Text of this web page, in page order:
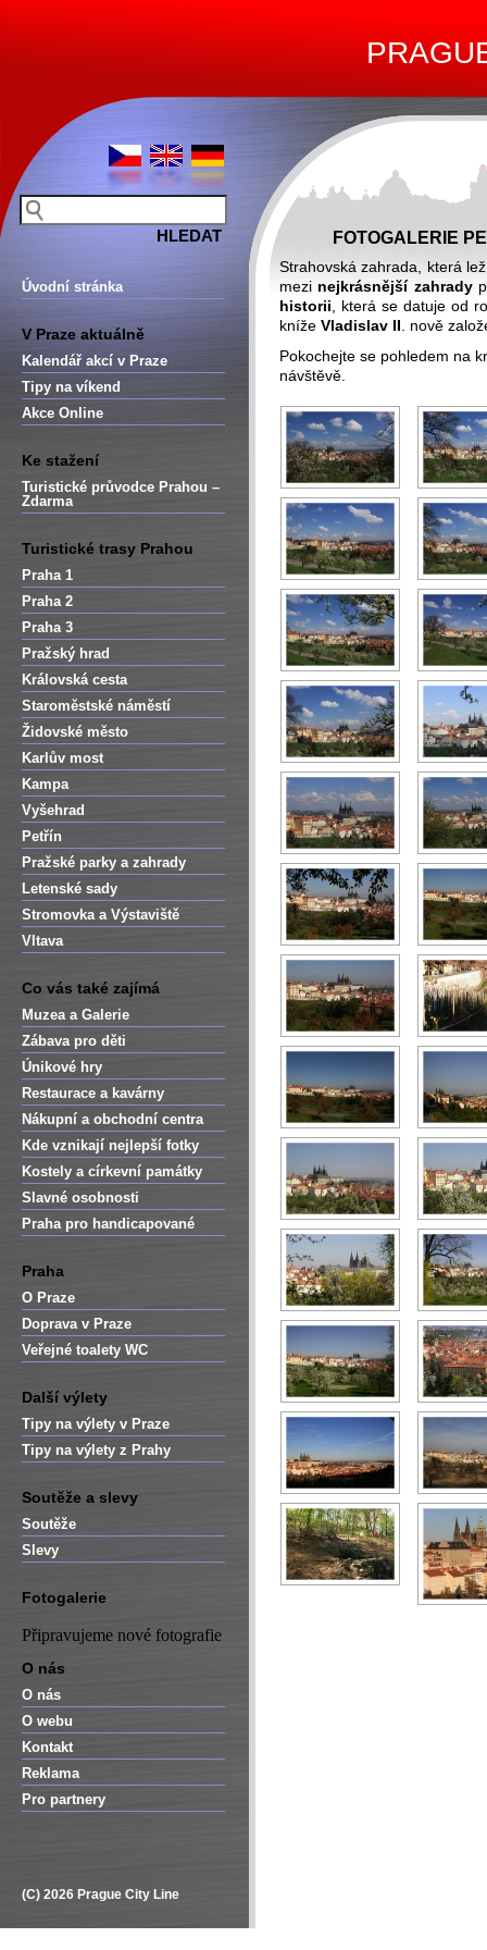
Úvodní stránka
V Praze aktuálně
Kalendář akcí v Praze
Tipy na víkend
Akce Online
Ke stažení
Turistické průvodce Prahou –
Zdarma
Turistické trasy Prahou
Praha 1
Praha 2
Praha 3
Pražský hrad
Královská cesta
Staroměstské náměstí
Židovské město
Karlův most
Kampa
Vyšehrad
Petřín
Pražské parky a zahrady
Letenské sady
Stromovka a Výstaviště
Vltava
Co vás také zajímá
Muzea a Galerie
Zábava pro děti
Únikové hry
Restaurace a kavárny
Nákupní a obchodní centra
Kde vznikají nejlepší fotky
Kostely a církevní památky
Slavné osobnosti
Praha pro handicapované
Praha
O Praze
Doprava v Praze
Veřejné toalety WC
Další výlety
Tipy na výlety v Praze
Tipy na výlety z Prahy
Soutěže a slevy
Soutěže
Slevy
Fotogalerie
Připravujeme nové fotografie
O nás
O nás
O webu
Kontakt
Reklama
Pro partnery
(C) 2026 Prague City Line
FOTOGALERIE
Strahovská zahrada, která
mezi nejkrásnější zahrady
historii , která se datuje od
kníže Vladislav II . nově
Pokochejte se pohledem na
návštěvě.